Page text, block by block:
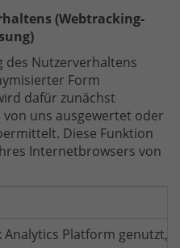
(Webtracking-
des Nutzerverhaltens
Form
dafür zunächst
uns ausgewertet oder
Diese Funktion
Internetbrowsers von
Analytics Platform genutzt,